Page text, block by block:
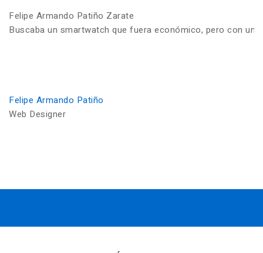
Felipe Armando Patiño Zarate
Buscaba un smartwatch que fuera económico, pero con
Felipe Armando Patiño
Web Designer